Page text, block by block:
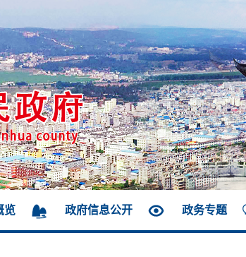
览 政府信息公开 政务专题